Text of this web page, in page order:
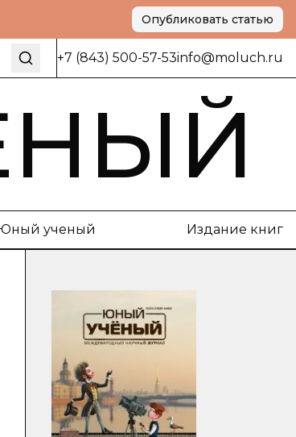
Опубликовать статью
+7 (843) 500-57-53info@moluch.ru
ученый Издание книг